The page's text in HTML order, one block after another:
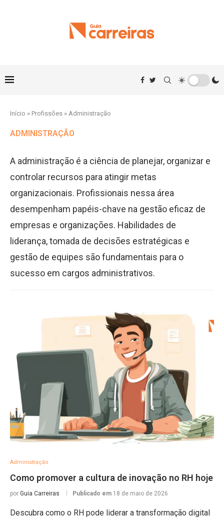
Início » Profissões » Administração
ADMINISTRAÇÃO
A administração é a ciência de planejar, organizar e
controlar recursos para atingir metas
organizacionais. Profissionais nessa área
desempenham papéis-chave na gestão eficaz de
empresas e organizações. Habilidades de
liderança, tomada de decisões estratégicas e
gestão de equipes são fundamentais para o
sucesso em cargos administrativos.
Administração
Como promover a cultura de inovação no RH hoje
por Guia Carreiras Publicado em 18 de maio de 2026
Descubra como o RH pode liderar a transformação digital